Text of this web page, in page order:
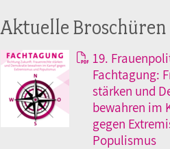
Aktuelle Broschüren
19.
Fachtagung:
stärken und
bewahren im
gegen
Populismus